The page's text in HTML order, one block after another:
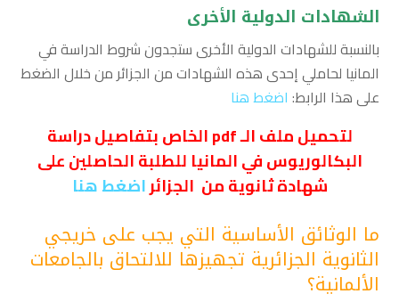
الشهادات الدولية الأخرى
بالنسبة للشهادات الدولية الأخرى ستجدون شروط الدراسة في
المانيا لحاملي إحدى هذه الشهادات من الجزائر من خلال الضغط
على هذا الرابط: اضغط هنا
لتحميل ملف الـ pdf الخاص بتفاصيل دراسة
البكالوريوس في المانيا للطلبة الحاصلينعلى
شهادة ثانوية من الجزائراضغط هنا
ما الوثائق الأساسية التي يجب على خريجي
الثانوية الجزائرية تجهيزها للالتحاق بالجامعات
الألمانية؟